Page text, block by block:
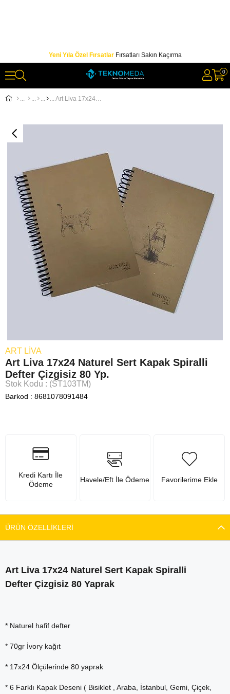
Yeni Yıla Özel FırsatlarFırsatları Sakın Kaçırma
0
Art Liva 17x24 Naturel Sert Kapak Spiralli Defter Çizgisiz 80 Yp.
ART LIVA
Art Liva 17x24 Naturel Sert Kapak Spiralli
Defter Çizgisiz 80 Yp.
Stok Kodu (ST103TM)
Barkod : 8681078091484
Kredi Kartı İle
Ödeme
Havele/Eft İle Ödeme Favorilerime Ekle
ÜRÜN ÖZELLIKLERI
Art Liva 17x24 Naturel Sert Kapak Spiralli
Defter Çizgisiz 80 Yaprak
* Naturel hafif defter
* 70gr İvory kağıt
* 17x24 Ölçülerinde 80 yaprak
* 6 Farklı Kapak Deseni ( Bisiklet , Araba, İstanbul, Gemi, Çiçek,